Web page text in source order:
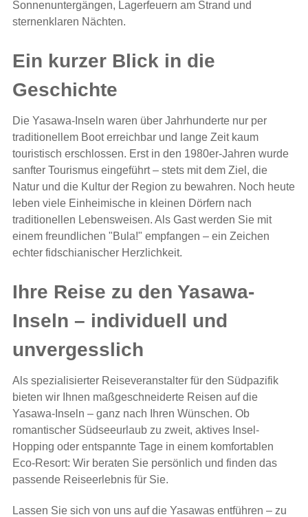
Sonnenuntergängen, Lagerfeuern am Strand und
sternenklaren Nächten.
Ein kurzer Blick in die
Geschichte
Die Yasawa-Inseln waren über Jahrhunderte nur per
traditionellem Boot erreichbar und lange Zeit kaum
touristisch erschlossen. Erst in den 1980er-Jahren wurde
sanfter Tourismus eingeführt – stets mit dem Ziel, die
Natur und die Kultur der Region zu bewahren. Noch heute
leben viele Einheimische in kleinen Dörfern nach
traditionellen Lebensweisen. Als Gast werden Sie mit
einem freundlichen "Bula!" empfangen – ein Zeichen
echter fidschianischer Herzlichkeit.
Ihre Reise zu den Yasawa-
Inseln – individuell und
unvergesslich
Als spezialisierter Reiseveranstalter für den Südpazifik
bieten wir Ihnen maßgeschneiderte Reisen auf die
Yasawa-Inseln – ganz nach Ihren Wünschen. Ob
romantischer Südseeurlaub zu zweit, aktives Insel-
Hopping oder entspannte Tage in einem komfortablen
Eco-Resort: Wir beraten Sie persönlich und finden das
passende Reiseerlebnis für Sie.
Lassen Sie sich von uns auf die Yasawas entführen – zu